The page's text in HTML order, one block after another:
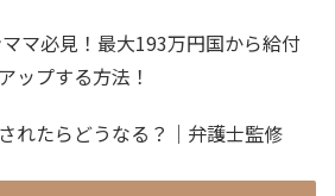
ママ必見！最大193万円国から給付
ップする方法！
れたらどうなる？｜弁護士監修